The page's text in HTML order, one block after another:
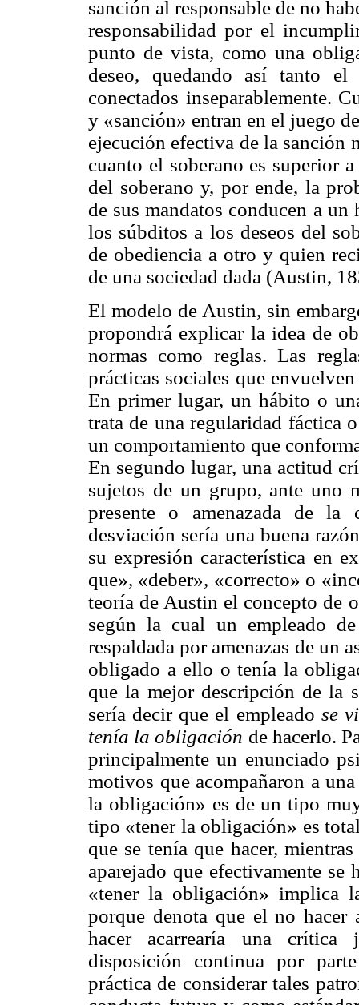
sanción al responsable de no
responsabilidad por el
punto de vista, como una
deseo, quedando así tanto
conectados inseparablemente.
y «sanción» entran en el juego
ejecución efectiva de la sanción
cuanto el soberano es superior
del soberano y, por ende, la
de sus mandatos conducen a
los súbditos a los deseos del
de obediencia a otro y quien
de una sociedad dada (Austin,
El modelo de Austin, sin
propondrá explicar la idea de
normas como reglas. Las
prácticas sociales que
En primer lugar, un hábito o
trata de una regularidad fáctica
un comportamiento que
En segundo lugar, una actitud
sujetos de un grupo, ante uno
presente o amenazada de la
desviación sería una buena
su expresión característica en
que», «deber», «correcto» o
teoría de Austin el concepto de
según la cual un empleado
respaldada por amenazas de un
obligado a ello o tenía la
que la mejor descripción de la
sería decir que el empleado se
tenía la obligación de hacerlo.
principalmente un enunciado
motivos que acompañaron a
la obligación» es de un tipo
tipo «tener la obligación» es
que se tenía que hacer,
aparejado que efectivamente
«tener la obligación» implica
porque denota que el no
hacer acarrearía una crítica
disposición continua por
práctica de considerar tales